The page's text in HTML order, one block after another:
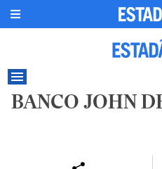
BANCO JOHN